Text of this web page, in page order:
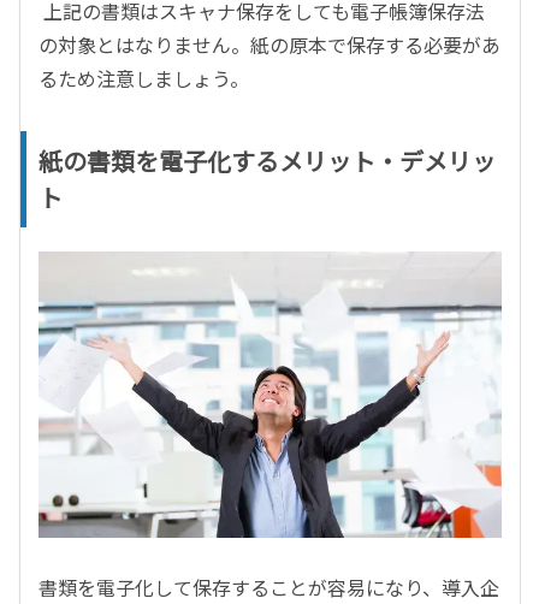
上記の書類はスキャナ保存をしても電子帳簿保存法
の対象とはなりません。紙の原本で保存する必要があ
るため注意しましょう。
紙の書類を電子化するメリット・デメリッ
ト
書類を電子化して保存することが容易になり、導入企